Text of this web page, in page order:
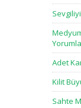
Adet
Kilit
Sahte